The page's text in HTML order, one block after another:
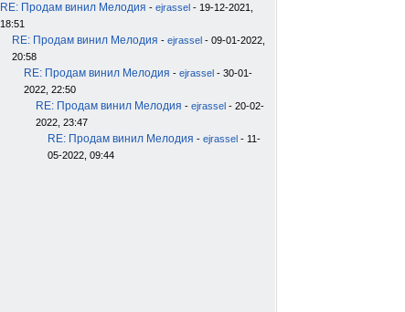
RE: Продам винил Мелодия - ejrassel - 19-12-2021,
18:51
RE: Продам винил Мелодия - ejrassel - 09-01-2022,
20:58
RE: Продам винил Мелодия - ejrassel - 30-01-
2022, 22:50
RE: Продам винил Мелодия - ejrassel - 20-02-
2022, 23:47
RE: Продам винил Мелодия - ejrassel - 11-
05-2022, 09:44